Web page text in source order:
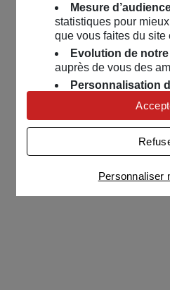
Mesure
statistiques pour
que vous faites du site
Evolution de
auprès de vous des
Personnalisation
nous servons de
contenus et
Univers
nos partenaires des
publicités
Connaître notre politique
partenaires
Personnaliser